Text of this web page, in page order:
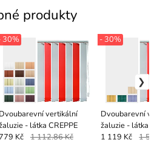
produkty
Dvoubarevní vertikální
- látka CREPPE
30%
Kč 1 112.86 Kč
Dvoubarevní
žaluzie - látka
- 30%
1 119 Kč 1